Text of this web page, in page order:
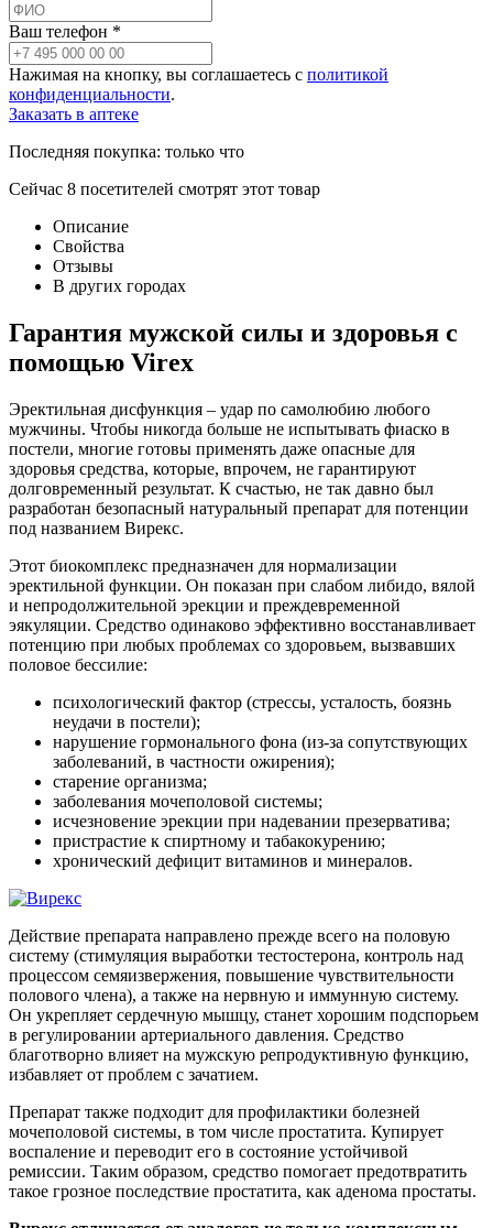
Ваш телефон *
Нажимая на кнопку, вы соглашаетесь с политикой
конфиденциальности.
Заказать в аптеке
Последняя покупка: только что
Сейчас 8 посетителей смотрят этот товар
Описание
Свойства
Отзывы
В других городах
Гарантия мужской силы и здоровья с
помощью Virex
Эректильная дисфункция – удар по самолюбию любого
мужчины. Чтобы никогда больше не испытывать фиаско в
постели, многие готовы применять даже опасные для
здоровья средства, которые, впрочем, не гарантируют
долговременный результат. К счастью, не так давно был
разработан безопасный натуральный препарат для потенции
под названием Вирекс.
Этот биокомплекс предназначен для нормализации
эректильной функции. Он показан при слабом либидо, вялой
и непродолжительной эрекции и преждевременной
эякуляции. Средство одинаково эффективно восстанавливает
потенцию при любых проблемах со здоровьем, вызвавших
половое бессилие:
психологический фактор (стрессы, усталость, боязнь
неудачи в постели);
нарушение гормонального фона (из-за сопутствующих
заболеваний, в частности ожирения);
старение организма;
заболевания мочеполовой системы;
исчезновение эрекции при надевании презерватива;
пристрастие к спиртному и табакокурению;
хронический дефицит витаминов и минералов.
Действие препарата направлено прежде всего на половую
систему (стимуляция выработки тестостерона, контроль над
процессом семяизвержения, повышение чувствительности
полового члена), а также на нервную и иммунную систему.
Он укрепляет сердечную мышцу, станет хорошим подспорьем
в регулировании артериального давления. Средство
благотворно влияет на мужскую репродуктивную функцию,
избавляет от проблем с зачатием.
Препарат также подходит для профилактики болезней
мочеполовой системы, в том числе простатита. Купирует
воспаление и переводит его в состояние устойчивой
ремиссии. Таким образом, средство помогает предотвратить
такое грозное последствие простатита, как аденома простаты.